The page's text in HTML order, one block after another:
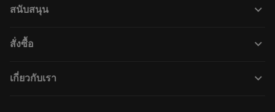
Todos os softwares
Reciclagem
Tailor Made
สนับสนุน keyboard_arrow_down
Distribuidores e especialistas
Guias e tutoriais
สั่งซื้อ keyboard_arrow_down
Pedido
เกี่ยวกับเรา keyboard_arrow_down